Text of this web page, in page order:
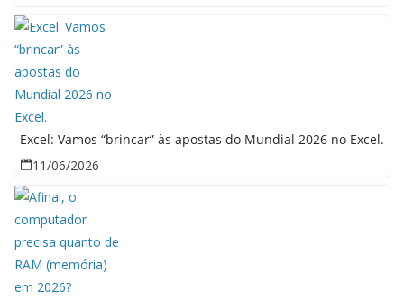
Excel: Vamos “brincar” às apostas do Mundial 2026 no Excel.
11/06/2026